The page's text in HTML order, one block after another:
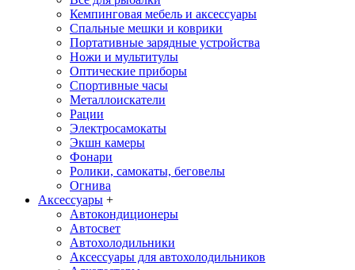
Кемпинговая мебель и аксессуары
Спальные мешки и коврики
Портативные зарядные устройства
Ножи и мультитулы
Оптические приборы
Спортивные часы
Металлоискатели
Рации
Электросамокаты
Экшн камеры
Фонари
Ролики, самокаты, беговелы
Огнива
Аксессуары +
Автокондиционеры
Aвтосвет
Автохолодильники
Аксессуары для автохолодильников